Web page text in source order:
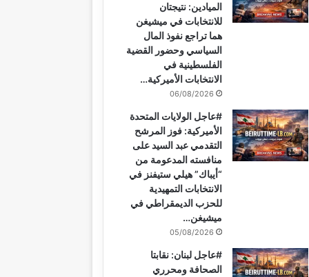
الميادين: نتيجتان
للانتخابات في ميشيغن
هما تراجع نفوذ المال
السياسي وحضور القضية
الفلسطينية في
الانتخابات الأميركية…
06/08/2026
#عاجل الولايات المتحدة
الأميركية: فوز المرشح
التقدمي عبد السيد على
منافسته المدعومة من
“أيباك” هيلي ستيفنز في
الانتخابات التمهيدية
للحزب الديمقراطي في
ميشيغن…
05/08/2026
#عاجل لبنان: نقابتا
الصحافة ومحرري